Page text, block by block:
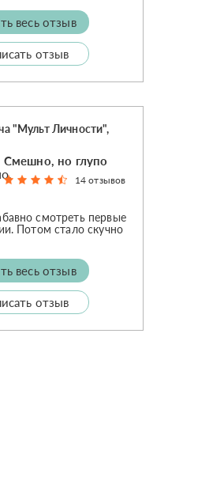
весь отзыв
отзыв
"Мульт Личности",
Смешно, но глупо
14 отзывов
смотреть первые
Потом стало скучно
весь отзыв
отзыв